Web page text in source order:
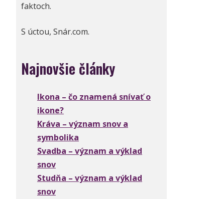
faktoch.
S úctou, Snár.com.
Najnovšie články
Ikona – čo znamená snívať o
ikone?
Kráva – význam snov a
symbolika
Svadba – význam a výklad
snov
Studňa – význam a výklad
snov